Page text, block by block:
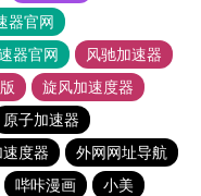
器官网
器官网
风驰加速器
旋风加速度器
原子加速器
度器
外网网址导航
哔咔漫画
小美